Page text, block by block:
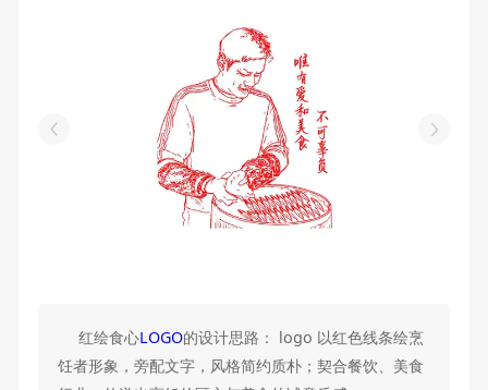
红绘食心LOGO的设计思路： logo 以红色线条绘烹
饪者形象，旁配文字，风格简约质朴；契合餐饮、美食